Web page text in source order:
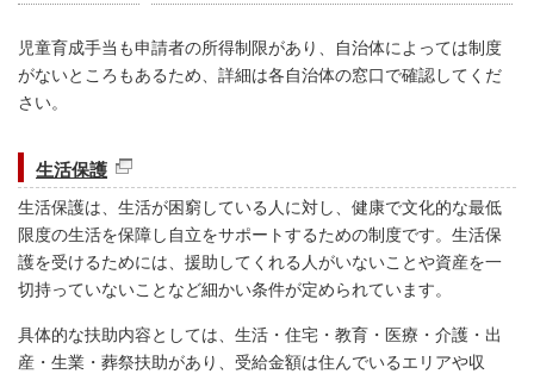
児童育成手当も申請者の所得制限があり、自治体によっては制度
がないところもあるため、詳細は各自治体の窓口で確認してくだ
さい。
生活保護
生活保護は、生活が困窮している人に対し、健康で文化的な最低
限度の生活を保障し自立をサポートするための制度です。生活保
護を受けるためには、援助してくれる人がいないことや資産を一
切持っていないことなど細かい条件が定められています。
具体的な扶助内容としては、生活・住宅・教育・医療・介護・出
産・生業・葬祭扶助があり、受給金額は住んでいるエリアや収